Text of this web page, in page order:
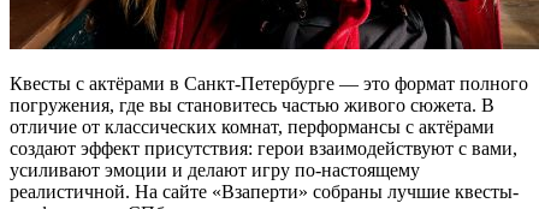
Квесты с актёрами в Санкт-Петербурге — это формат полного
погружения, где вы становитесь частью живого сюжета. В
отличие от классических комнат, перформансы с актёрами
создают эффект присутствия: герои взаимодействуют с вами,
усиливают эмоции и делают игру по-настоящему
реалистичной. На сайте «Взаперти» собраны лучшие квесты-